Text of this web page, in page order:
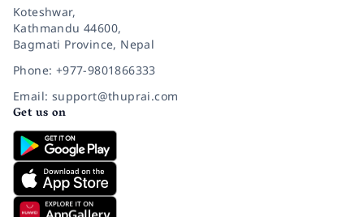
Koteshwar,
Kathmandu 44600,
Bagmati Province, Nepal
Phone: +977-9801866333
Email: support@thuprai.com
Get us on